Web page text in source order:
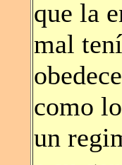
que la
mal
como
un